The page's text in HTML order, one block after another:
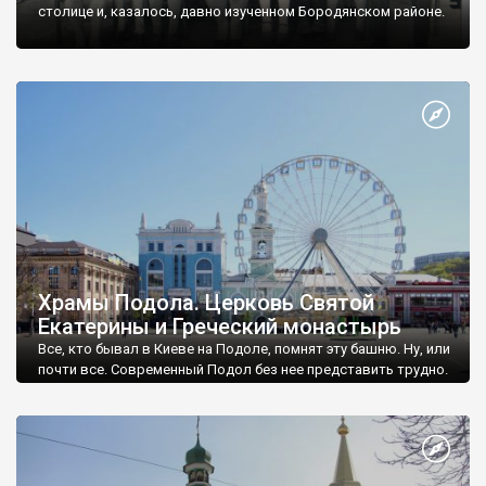
Бушевому
Чубинцях , Буках. У тих же Буках розташований
(маєтків). А ще значною популярністю користується село
ландшафтами. Особливою славою користуються краєвиди
долини Дніпра (Трипілля, Витачів, Ржищів та ін.). Значну
популярність мають і гористо-кам’янисті пейзажі долини Росі
Богуслав іла Церквата ін.).
Також серед річок області надпопулярною є красуняДесна
рай для рибалок та байдарочників.
столице и, казалось, давно изученном Бородянском районе.
Храмы Подола. Церковь Святой
Екатерины и Греческий монастырь
Все, кто бывал в Киеве на Подоле, помнят эту башню. Ну, или
почти все. Современный Подол без нее представить трудно.